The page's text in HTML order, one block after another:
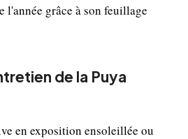
l'année grâce à son feuillage
de la Puya
en exposition ensoleillée ou